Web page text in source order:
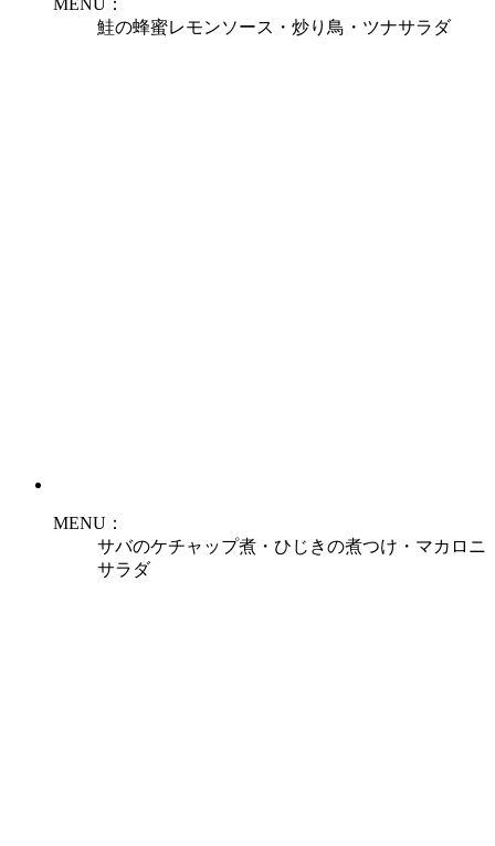
MENU：
鮭の蜂蜜レモンソース・炒り鳥・ツナサラダ
MENU：
サバのケチャップ煮・ひじきの煮つけ・マカロニ
サラダ